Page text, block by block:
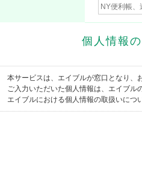
個人情報
本サービスは、エイブルが窓口となり、
ご入力いただいた個人情報は、エイブル
エイブルにおける個人情報の取扱いにつ